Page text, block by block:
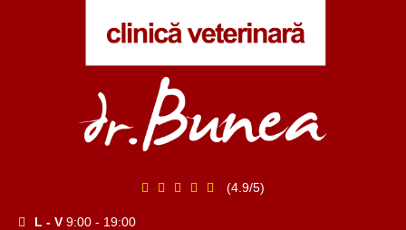
(4.9/5)
L - V 9:00 - 19:00